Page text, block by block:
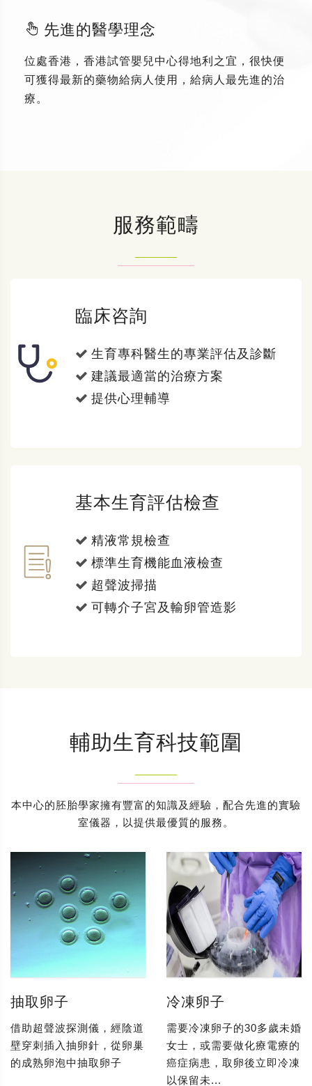
先進的醫學理念
位處香港，香港試管嬰兒中心得地利之宜，很快便
可獲得最新的藥物給病人使用，給病人最先進的治
療。
服務範疇
臨床咨詢
生育專科醫生的專業評估及診斷
建議最適當的治療方案
提供心理輔導
基本生育評估檢查
精液常規檢查
標準生育機能血液檢查
超聲波掃描
可轉介子宮及輸卵管造影
輔助生育科技範圍
本中心的胚胎學家擁有豐富的知識及經驗，配合先進的實驗
室儀器，以提供最優質的服務。
抽取卵子
借助超聲波探測儀，經陰道
壁穿刺插入抽卵針，從卵巢
的成熟卵泡中抽取卵子
冷凍卵子
需要冷凍卵子的30多歲未婚
女士，或需要做化療電療的
癌症病患，取卵後立即冷凍
以保留未...